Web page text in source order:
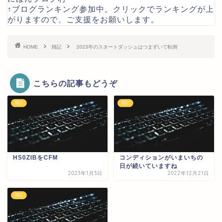
↑ブログランキング参加中。クリックでランキングが上
がりますので、ご支援をお願いします。
HOME 雑記 2023年のスタートダッシュはつまずいて転倒
こちらの記事もどうぞ
雑記
HS0ZIBをCFM
2023年1月3日
雑記
コンディションがいまいちの
日が続いていますね
2022年12月21日
雑記